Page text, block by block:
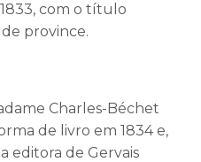
com o título
province.
Charles-Béchet
de livro em 1834 e,
editora de Gervais